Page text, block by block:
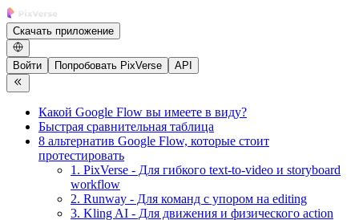
Скачать приложение
Войти Попробовать PixVerse API
Какой Google Flow вы имеете в виду?
Быстрая сравнительная таблица
8 альтернатив Google Flow, которые стоит
протестировать
1. PixVerse - Для гибкого text-to-video и storyboard
workflow
2. Runway - Для команд с упором на editing
3. Kling AI - Для движения и физического action